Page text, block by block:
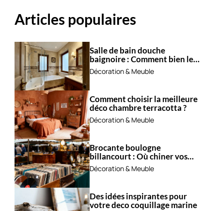
Articles populaires
Salle de bain douche
baignoire : Comment bien les
combiner ?
Décoration & Meuble
Comment choisir la meilleure
déco chambre terracotta ?
Décoration & Meuble
Brocante boulogne
billancourt : Où chiner vos
trésors ?
Décoration & Meuble
Des idées inspirantes pour
votre deco coquillage marine